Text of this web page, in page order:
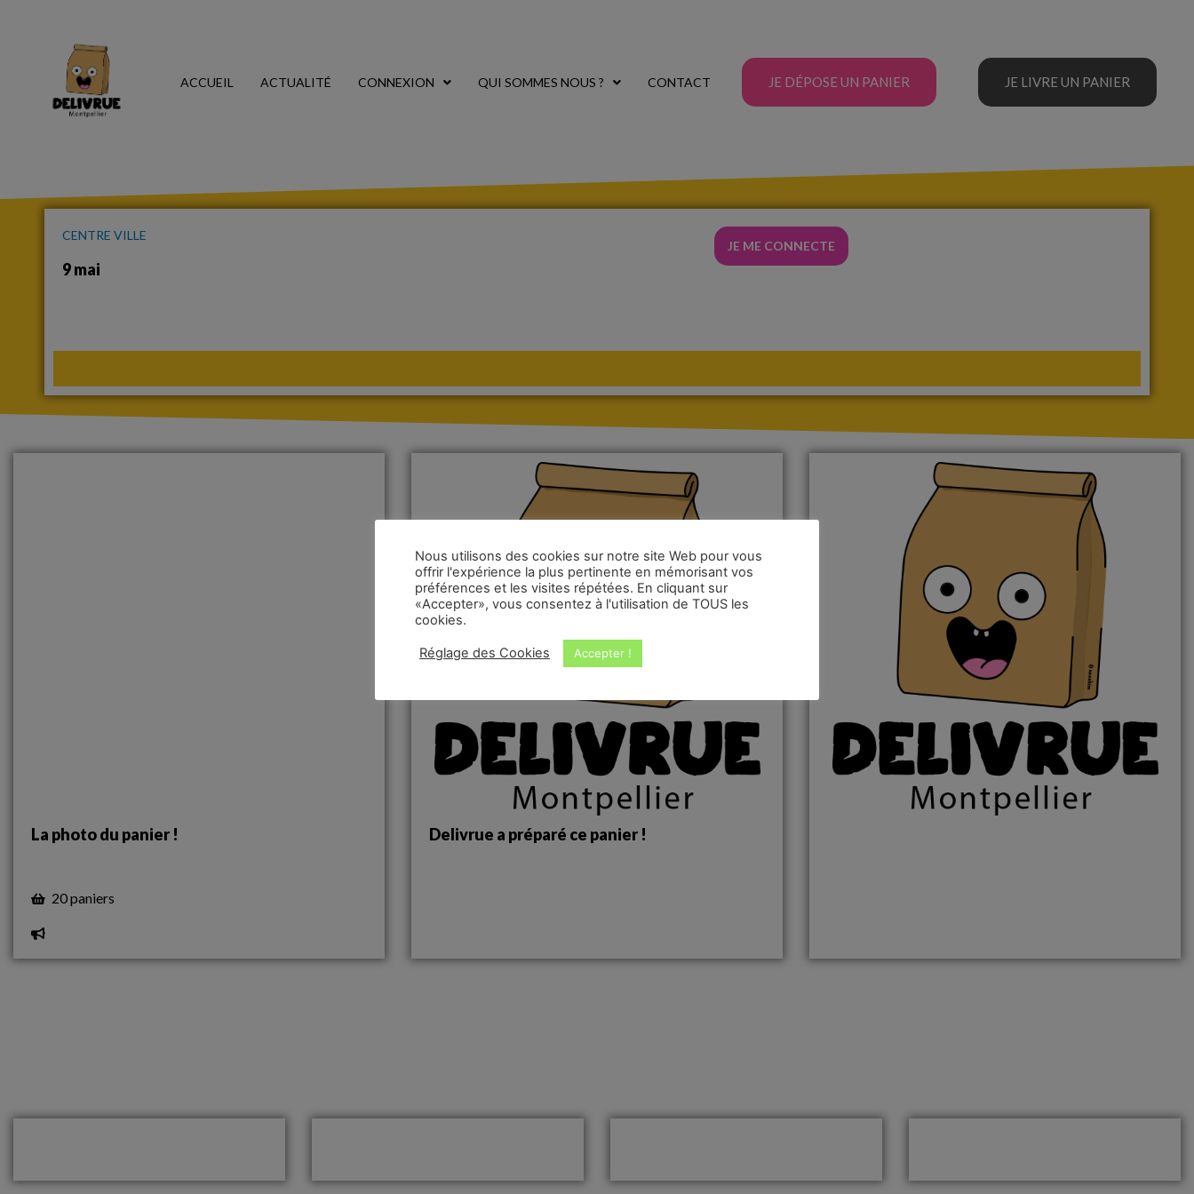
ACCUEIL ACTUALITÉ CONNEXION QUI SOMMES NOUS ? CONTACT JE DÉPOSE UN PANIER JE LIVRE UN PANIER
CENTRE VILLE
9 mai
JE ME CONNECTE
La photo du panier !
20 paniers
Delivrue a préparé ce panier !
Nous utilisons des cookies sur notre site Web pour vous
offrir l'expérience la plus pertinente en mémorisant vos
préférences et les visites répétées. En cliquant sur
«Accepter», vous consentez à l'utilisation de TOUS les
cookies.
Réglage des Cookies Accepter !